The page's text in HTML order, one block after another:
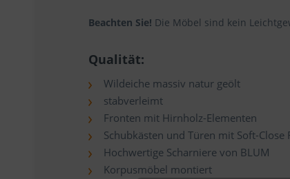
Beachten Sie! Die Möbel sind kein
Qualität:
Wildeiche massiv natur geölt
stabverleimt
Fronten mit Hirnholz-Elementen
Schubkästen und Türen mit Soft-Close
Hochwertige Scharniere von BLUM
Korpusmöbel montiert